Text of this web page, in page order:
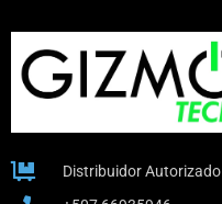
Distribuidor Autorizado